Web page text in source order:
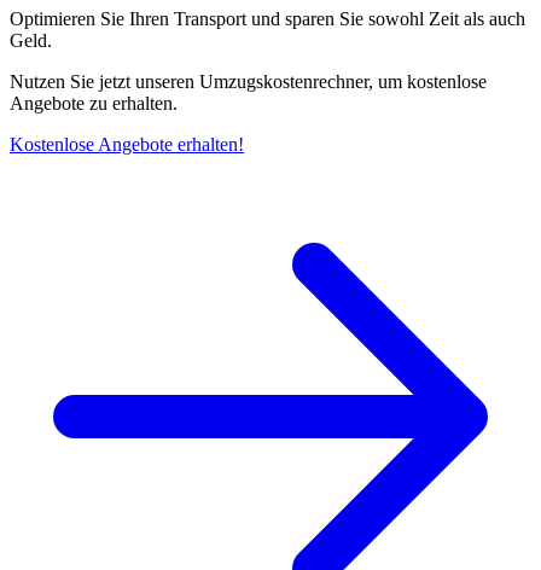
Optimieren Sie Ihren Transport und sparen Sie sowohl Zeit als auch
Geld.
Nutzen Sie jetzt unseren Umzugskostenrechner, um kostenlose
Angebote zu erhalten.
Kostenlose Angebote erhalten!